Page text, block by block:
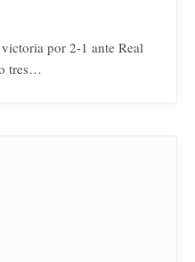
por 2-1 ante Real
tres…